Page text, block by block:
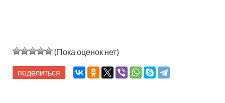
(Пока оценок нет)
поделиться